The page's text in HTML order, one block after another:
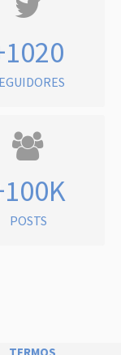
POSTS
TERMOS